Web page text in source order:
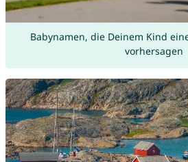
Babynamen, die Deinem Kind
vorhersagen